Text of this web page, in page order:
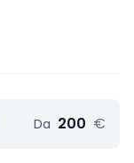
Da 200 €